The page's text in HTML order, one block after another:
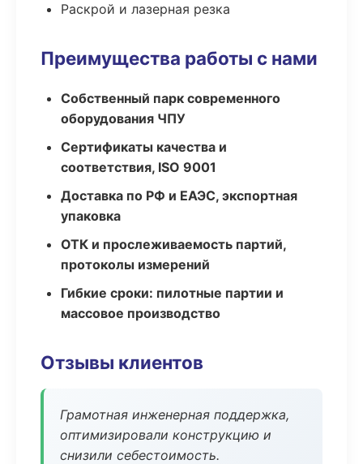
Раскрой и лазерная резка
Преимущества работы с нами
Собственный парк современного
оборудования ЧПУ
Сертификаты качества и
соответствия, ISO 9001
Доставка по РФ и ЕАЭС, экспортная
упаковка
ОТК и прослеживаемость партий,
протоколы измерений
Гибкие сроки: пилотные партии и
массовое производство
Отзывы клиентов
Грамотная инженерная поддержка,
оптимизировали конструкцию и
снизили себестоимость.